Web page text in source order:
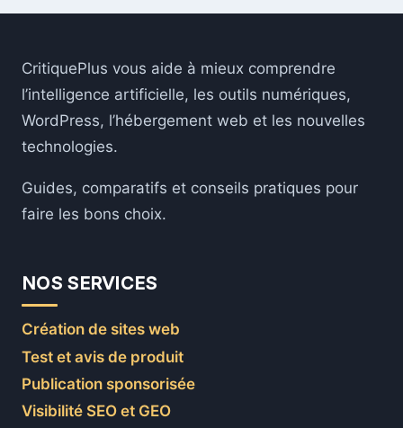
CritiquePlus vous aide à mieux comprendre
l’intelligence artificielle, les outils numériques,
WordPress, l’hébergement web et les nouvelles
technologies.
Guides, comparatifs et conseils pratiques pour
faire les bons choix.
NOS SERVICES
Création de sites web
Test et avis de produit
Publication sponsorisée
Visibilité SEO et GEO